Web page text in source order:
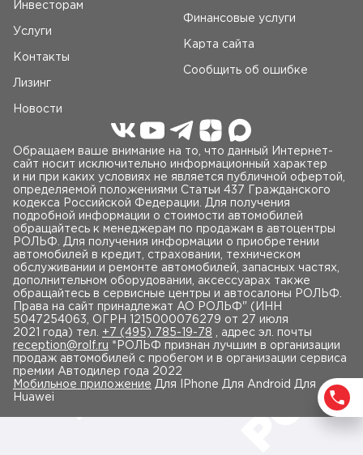
Инвесторам
Услуги
Контакты
Лизинг
Новости
Финансовые услуги
Карта сайта
Сообщить об ошибке
Обращаем ваше внимание на то, что данный Интернет-
сайт носит исключительно информационный характер
и ни при каких условиях не является публичной офертой,
определяемой положениями Статьи 437 Гражданского
кодекса Российской Федерации. Для получения
подробной информации о стоимости автомобилей
обращайтесь к менеджерам по продажам в автоцентры
РОЛЬФ. Для получения информации о приобретении
автомобилей в кредит, страховании, техническом
обслуживании и ремонте автомобилей, запасных частях,
дополнительном оборудовании, аксессуарах также
обращайтесь в сервисные центры и автосалоны РОЛЬФ.
Права на сайт принадлежат AO РОЛЬФ" (ИНН
5047254063, ОГРН 1215000076279 от 27 июля
2021 года) тел. +7 (495) 785-19-78 , адрес эл. почты
reception@rolf.ru *РОЛЬФ признан лучшим в организации
продаж автомобилей с пробегом и в организации сервиса
премии Автодилер года 2022
Мобильное приложение Для IPhone Для Android Для
Huawei